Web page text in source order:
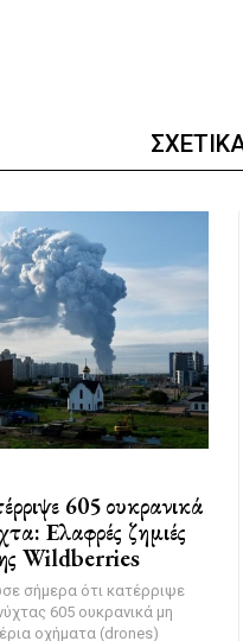
605 ουκρανικά
Ελαφρές ζημιές
Wildberries
σήμερα ότι κατέρριψε
605 ουκρανικά μη
οχήματα (drones)